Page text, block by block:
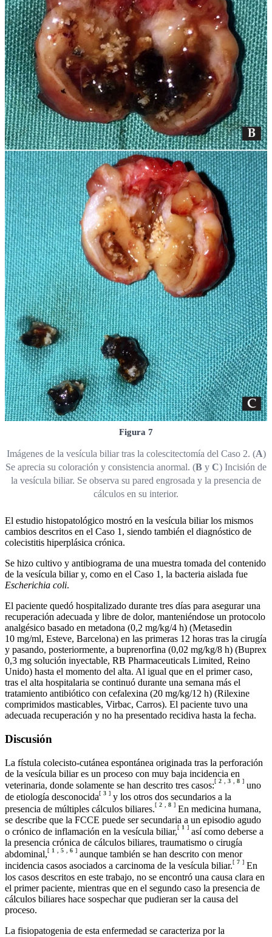
Figura 7
Imágenes de la vesícula biliar tras la colescitectomía del Caso 2. (A)
Se aprecia su coloración y consistencia anormal. (B y C) Incisión de
la vesícula biliar. Se observa su pared engrosada y la presencia de
cálculos en su interior.
El estudio histopatológico mostró en la vesícula biliar los mismos
cambios descritos en el Caso 1, siendo también el diagnóstico de
colecistitis hiperplásica crónica.
Se hizo cultivo y antibiograma de una muestra tomada del contenido
de la vesícula biliar y, como en el Caso 1, la bacteria aislada fue
Escherichia coli.
El paciente quedó hospitalizado durante tres días para asegurar una
recuperación adecuada y libre de dolor, manteniéndose un protocolo
analgésico basado en metadona (0,2 mg/kg/4 h) (Metasedin
10 mg/ml, Esteve, Barcelona) en las primeras 12 horas tras la cirugía
y pasando, posteriormente, a buprenorfina (0,02 mg/kg/8 h) (Buprex
0,3 mg solución inyectable, RB Pharmaceuticals Limited, Reino
Unido) hasta el momento del alta. Al igual que en el primer caso,
tras el alta hospitalaria se continuó durante una semana más el
tratamiento antibiótico con cefalexina (20 mg/kg/12 h) (Rilexine
comprimidos masticables, Virbac, Carros). El paciente tuvo una
adecuada recuperación y no ha presentado recidiva hasta la fecha.
Discusión
La fístula colecisto-cutánea espontánea originada tras la perforación
de la vesícula biliar es un proceso con muy baja incidencia en
veterinaria, donde solamente se han descrito tres casos:[ 2 , 3 , 8 ] uno
de etiología desconocida[ 3 ] y los otros dos secundarios a la
presencia de múltiples cálculos biliares.[ 2 8 ] En medicina humana,
se describe que la FCCE puede ser secundaria a un episodio agudo
o crónico de inflamación en la vesícula biliar,[ 1 ] así como deberse a
la presencia crónica de cálculos biliares, traumatismo o cirugía
abdominal,[ 1 5 6 ] aunque también se han descrito con menor
incidencia casos asociados a carcinoma de la vesícula biliar.[ 7 ] En
los casos descritos en este trabajo, no se encontró una causa clara en
el primer paciente, mientras que en el segundo caso la presencia de
cálculos biliares hace sospechar que pudieran ser la causa del
proceso.
La fisiopatogenia de esta enfermedad se caracteriza por la